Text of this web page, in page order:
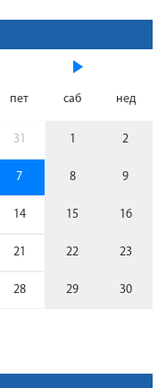
пет саб нед
31 1 2
7 8 9
14 15 16
21 22 23
28 29 30